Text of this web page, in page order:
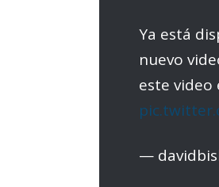
Ya está
nuevo
este video
—